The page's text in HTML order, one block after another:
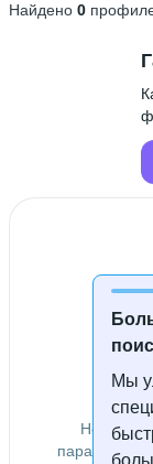
Найдено 0
Мы
Не
параметрам.